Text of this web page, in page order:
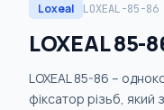
Loxeal LOXEAL-85-86
LOXEAL 85-
LOXEAL 85-86 –
фіксатор різьб, який